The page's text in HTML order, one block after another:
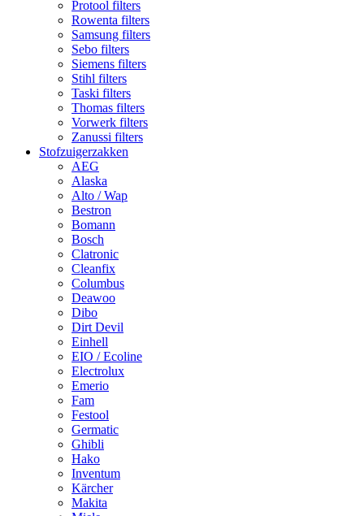
Protool filters
Rowenta filters
Samsung filters
Sebo filters
Siemens filters
Stihl filters
Taski filters
Thomas filters
Vorwerk filters
Zanussi filters
Stofzuigerzakken
AEG
Alaska
Alto / Wap
Bestron
Bomann
Bosch
Clatronic
Cleanfix
Columbus
Deawoo
Dibo
Dirt Devil
Einhell
EIO / Ecoline
Electrolux
Emerio
Fam
Festool
Germatic
Ghibli
Hako
Inventum
Kärcher
Makita